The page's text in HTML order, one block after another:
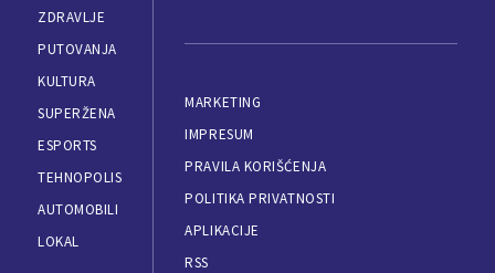
ZDRAVLJE
PUTOVANJA
KULTURA
SUPERŽENA
ESPORTS
TEHNOPOLIS
AUTOMOBILI
LOKAL
MARKETING
IMPRESUM
PRAVILA KORIŠĆENJA
POLITIKA PRIVATNOSTI
APLIKACIJE
RSS